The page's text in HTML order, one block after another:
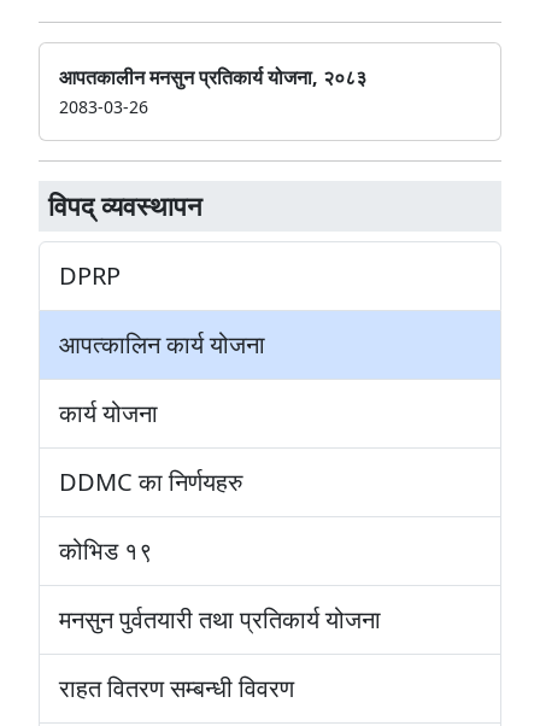
विपद् व्यवस्थापन
DPRP
आपत्कालिन कार्य योजना
कार्य योजना
DDMC का निर्णयहरु
कोभिड १९
मनसुन पुर्वतयारी तथा प्रतिकार्य योजना
राहत वितरण सम्बन्धी विवरण
आपतकालीन मनसुन प्रतिकार्य योजना, २०८३
2083-03-26